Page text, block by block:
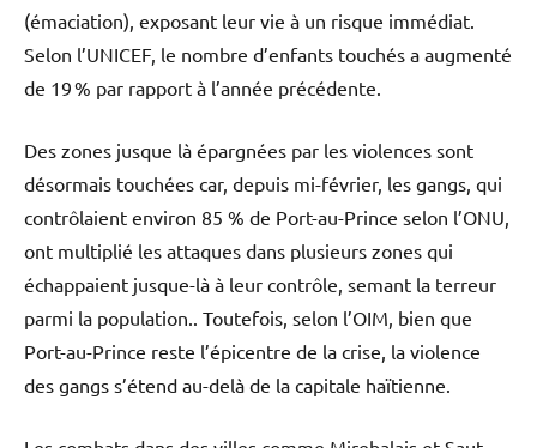
(émaciation), exposant leur vie à un risque immédiat.
Selon l’UNICEF, le nombre d’enfants touchés a augmenté
de 19 % par rapport à l’année précédente.
Des zones jusque là épargnées par les violences sont
désormais touchées car, depuis mi-février, les gangs, qui
contrôlaient environ 85 % de Port-au-Prince selon l’ONU,
ont multiplié les attaques dans plusieurs zones qui
échappaient jusque-là à leur contrôle, semant la terreur
parmi la population.. Toutefois, selon l’OIM, bien que
Port-au-Prince reste l’épicentre de la crise, la violence
des gangs s’étend au-delà de la capitale haïtienne.